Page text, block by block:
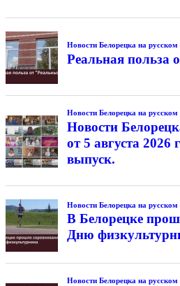
Новости Белорецка на русском
Реальная польза
Новости Белорецка на русском
Новости
от 5 августа
выпуск.
Новости Белорецка на русском
В Белорецке
Дню
Новости Белорецка на русском